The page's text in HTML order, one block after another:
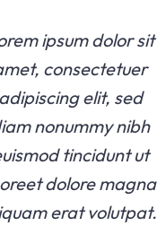
ipsum dolor sit
consectetuer
adipiscing elit, sed
nonummy nibh
tincidunt ut
dolore magna
erat volutpat.